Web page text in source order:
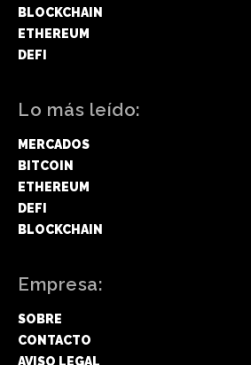
BLOCKCHAIN
ETHEREUM
DEFI
Lo más leído:
MERCADOS
BITCOIN
ETHEREUM
DEFI
BLOCKCHAIN
Empresa:
SOBRE
CONTACTO
AVISO LEGAL